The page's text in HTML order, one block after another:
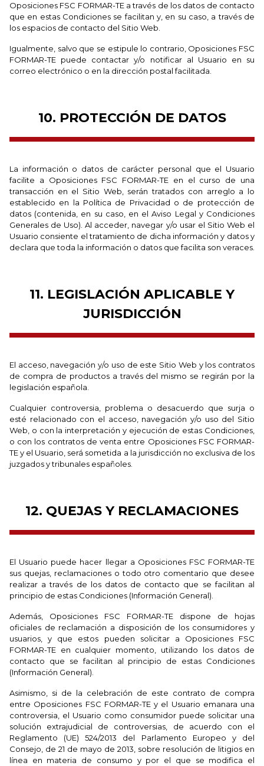
Oposiciones FSC FORMAR-TE a través de los datos de contacto
que en estas Condiciones se facilitan y, en su caso, a través de
los espacios de contacto del Sitio Web.
Igualmente, salvo que se estipule lo contrario, Oposiciones FSC
FORMAR-TE puede contactar y/o notificar al Usuario en su
correo electrónico o en la dirección postal facilitada.
10. PROTECCIÓN DE DATOS
La información o datos de carácter personal que el Usuario
facilite a Oposiciones FSC FORMAR-TE en el curso de una
transacción en el Sitio Web, serán tratados con arreglo a lo
establecido en la Política de Privacidad o de protección de
datos (contenida, en su caso, en el Aviso Legal y Condiciones
Generales de Uso). Al acceder, navegar y/o usar el Sitio Web el
Usuario consiente el tratamiento de dicha información y datos y
declara que toda la información o datos que facilita son veraces.
11. LEGISLACIÓN APLICABLE Y
JURISDICCIÓN
El acceso, navegación y/o uso de este Sitio Web y los contratos
de compra de productos a través del mismo se regirán por la
legislación española.
Cualquier controversia, problema o desacuerdo que surja o
esté relacionado con el acceso, navegación y/o uso del Sitio
Web, o con la interpretación y ejecución de estas Condiciones,
o con los contratos de venta entre Oposiciones FSC FORMAR-
TE y el Usuario, será sometida a la jurisdicción no exclusiva de los
juzgados y tribunales españoles.
12. QUEJAS Y RECLAMACIONES
El Usuario puede hacer llegar a Oposiciones FSC FORMAR-TE
sus quejas, reclamaciones o todo otro comentario que desee
realizar a través de los datos de contacto que se facilitan al
principio de estas Condiciones (Información General).
Además, Oposiciones FSC FORMAR-TE dispone de hojas
oficiales de reclamación a disposición de los consumidores y
usuarios, y que estos pueden solicitar a Oposiciones FSC
FORMAR-TE en cualquier momento, utilizando los datos de
contacto que se facilitan al principio de estas Condiciones
(Información General).
Asimismo, si de la celebración de este contrato de compra
entre Oposiciones FSC FORMAR-TE y el Usuario emanara una
controversia, el Usuario como consumidor puede solicitar una
solución extrajudicial de controversias, de acuerdo con el
Reglamento (UE) 524/2013 del Parlamento Europeo y del
Consejo, de 21 de mayo de 2013, sobre resolución de litigios en
línea en materia de consumo y por el que se modifica el